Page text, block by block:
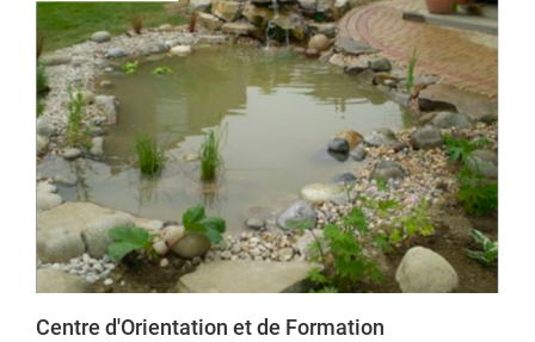
Centre d'Orientation et de Formation